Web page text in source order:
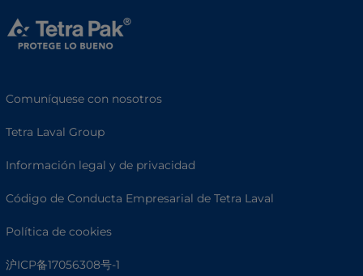
Comuníquese con nosotros
Tetra Laval Group
Información legal y de privacidad
Código de Conducta Empresarial de Tetra Laval
Política de cookies
沪ICP备17056308号-1